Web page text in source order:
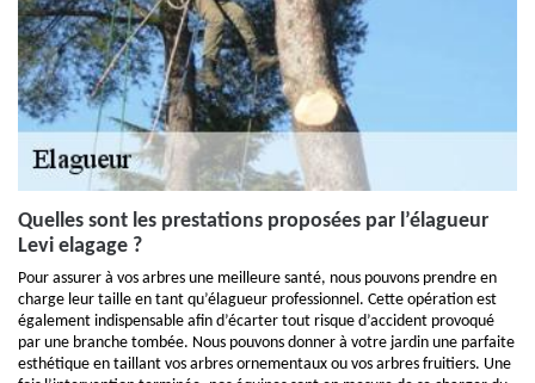
Quelles sont les prestations proposées par l’élagueur
Levi elagage ?
Pour assurer à vos arbres une meilleure santé, nous pouvons prendre en
charge leur taille en tant qu’élagueur professionnel. Cette opération est
également indispensable afin d’écarter tout risque d’accident provoqué
par une branche tombée. Nous pouvons donner à votre jardin une parfaite
esthétique en taillant vos arbres ornementaux ou vos arbres fruitiers. Une